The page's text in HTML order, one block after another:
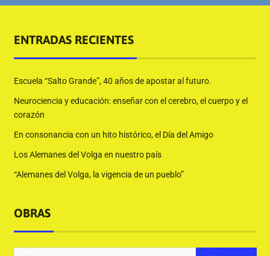
ENTRADAS RECIENTES
Escuela “Salto Grande”, 40 años de apostar al futuro.
Neurociencia y educación: enseñar con el cerebro, el cuerpo y el
corazón
En consonancia con un hito histórico, el Día del Amigo
Los Alemanes del Volga en nuestro país
“Alemanes del Volga, la vigencia de un pueblo”
OBRAS